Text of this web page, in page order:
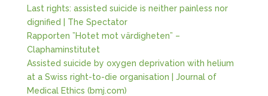
Last rights: assisted suicide is neither painless nor
dignified | The Spectator
Rapporten ”Hotet mot värdigheten” –
Claphaminstitutet
Assisted suicide by oxygen deprivation with helium
at a Swiss right-to-die organisation | Journal of
Medical Ethics (bmj.com)